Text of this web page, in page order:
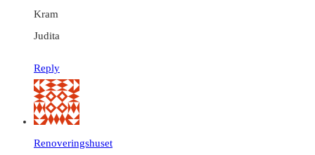
Kram
Judita
Reply
Renoveringshuset